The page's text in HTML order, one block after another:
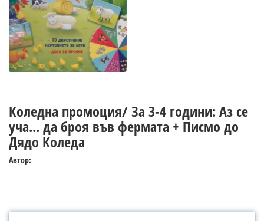
Коледна промоция/ За 3-4 години: Аз се
уча... да броя във фермата + Писмо до
Дядо Коледа
Автор: